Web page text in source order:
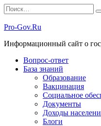
Перейти
к
содержанию
Search
for:
Pro-Gov.Ru
Информационный сайт о
Вопрос-ответ
База знаний
Образование
Вакцинация
Социальное
Документы
Доходы
Блоги